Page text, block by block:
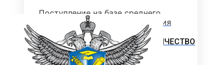
Поступление на базе среднего
профессионального образования
РЕЙТИНГОВЫЕ СПИСКИ. КОЛИЧЕСТВО
ПОДАННЫХ ЗАЯВЛЕНИЙ